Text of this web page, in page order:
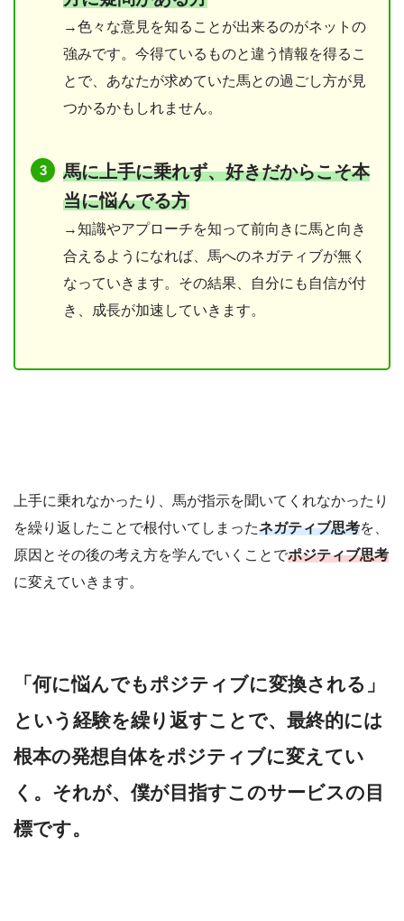
→色々な意見を知ることが出来るのがネットの
強みです。今得ているものと違う情報を得るこ
とで、あなたが求めていた馬との過ごし方が見
つかるかもしれません。
馬に上手に乗れず、好きだからこそ本
当に悩んでる方
→知識やアプローチを知って前向きに馬と向き
合えるようになれば、馬へのネガティブが無く
なっていきます。その結果、自分にも自信が付
き、成長が加速していきます。
上手に乗れなかったり、馬が指示を聞いてくれなかったり
を繰り返したことで根付いてしまったネガティブ思考を、
原因とその後の考え方を学んでいくことでポジティブ思考
に変えていきます。
「何に悩んでもポジティブに変換される」
という経験を繰り返すことで、最終的には
根本の発想自体をポジティブに変えてい
く。それが、僕が目指すこのサービスの目
標です。